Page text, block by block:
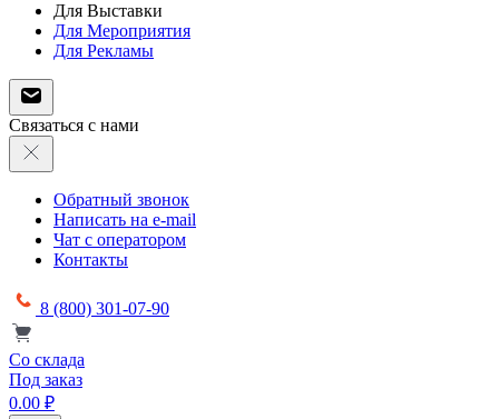
Для Выставки
Для Мероприятия
Для Рекламы
Связаться с нами
Обратный звонок
Написать на e-mail
Чат с оператором
Контакты
8 (800) 301-07-90
Со склада
Под заказ
0.00 ₽